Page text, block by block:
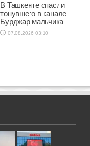
В Ташкенте спасли
тонувшего в канале
Бурджар мальчика
07.08.2026 03:10